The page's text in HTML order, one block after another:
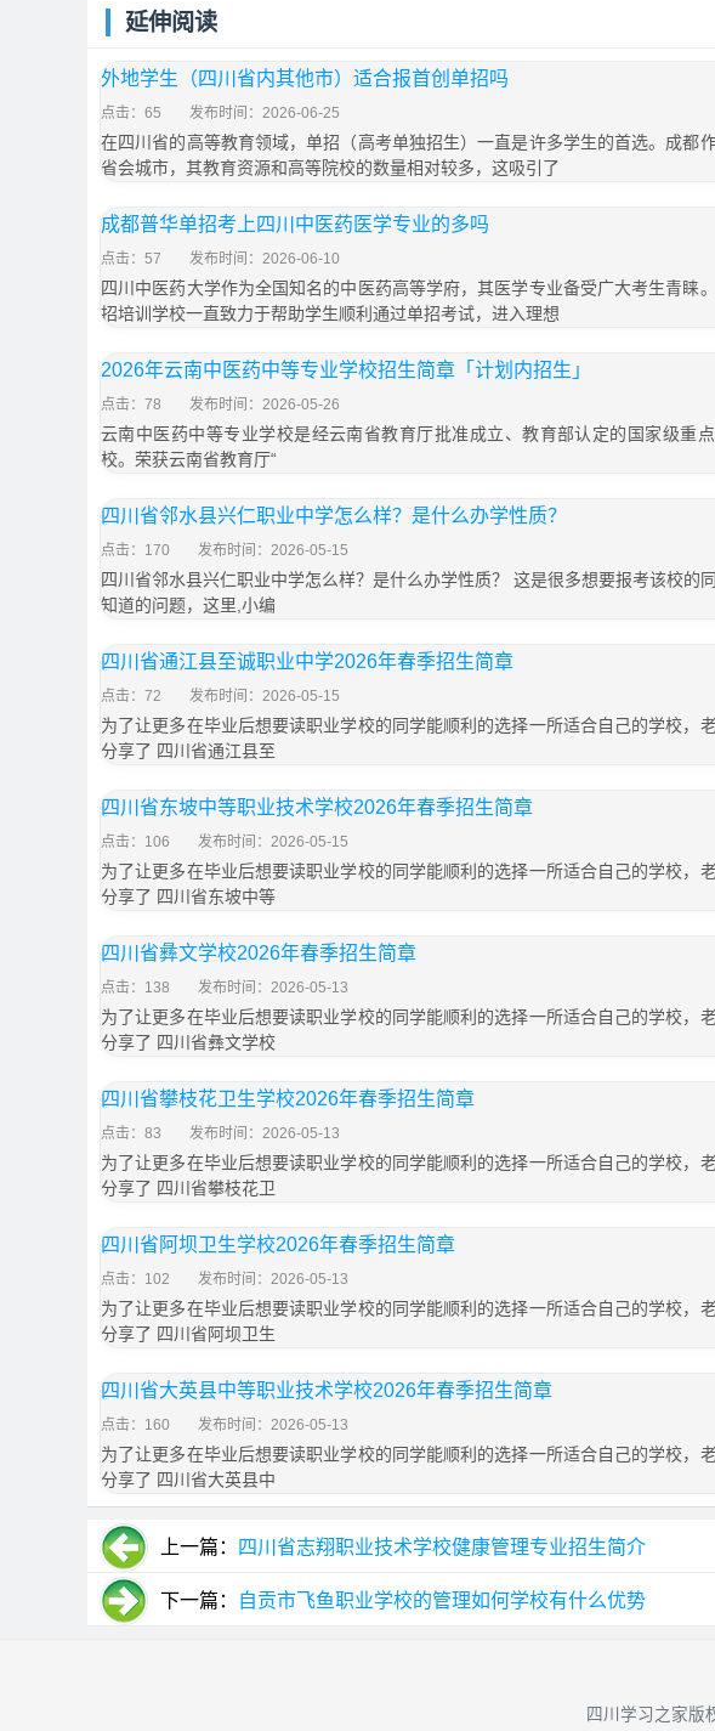
延伸阅读
外地学生（四川省内其他市）适合报首创单招吗
点击：65 发布时间：2026-06-25
在四川省的高等教育领域，单招（高考单独招生）一直是许多学生的首选。成都
省会城市，其教育资源和高等院校的数量相对较多，这吸引了
成都普华单招考上四川中医药医学专业的多吗
点击：57 发布时间：2026-06-10
四川中医药大学作为全国知名的中医药高等学府，其医学专业备受广大考生青睐
招培训学校一直致力于帮助学生顺利通过单招考试，进入理想
2026年云南中医药中等专业学校招生简章「计划内招生」
点击：78 发布时间：2026-05-26
云南中医药中等专业学校是经云南省教育厅批准成立、教育部认定的国家级重
校。荣获云南省教育厅“
四川省邻水县兴仁职业中学怎么样？是什么办学性质？
点击：170 发布时间：2026-05-15
四川省邻水县兴仁职业中学怎么样？是什么办学性质？ 这是很多想要报考该校的
知道的问题，这里,小编
四川省通江县至诚职业中学2026年春季招生简章
点击：72 发布时间：2026-05-15
为了让更多在毕业后想要读职业学校的同学能顺利的选择一所适合自己的学校，
分享了 四川省通江县至
四川省东坡中等职业技术学校2026年春季招生简章
点击：106 发布时间：2026-05-15
为了让更多在毕业后想要读职业学校的同学能顺利的选择一所适合自己的学校，
分享了 四川省东坡中等
四川省彝文学校2026年春季招生简章
点击：138 发布时间：2026-05-13
为了让更多在毕业后想要读职业学校的同学能顺利的选择一所适合自己的学校，
分享了 四川省彝文学校
四川省攀枝花卫生学校2026年春季招生简章
点击：83 发布时间：2026-05-13
为了让更多在毕业后想要读职业学校的同学能顺利的选择一所适合自己的学校，
分享了 四川省攀枝花卫
四川省阿坝卫生学校2026年春季招生简章
点击：102 发布时间：2026-05-13
为了让更多在毕业后想要读职业学校的同学能顺利的选择一所适合自己的学校，
分享了 四川省阿坝卫生
四川省大英县中等职业技术学校2026年春季招生简章
点击：160 发布时间：2026-05-13
为了让更多在毕业后想要读职业学校的同学能顺利的选择一所适合自己的学校，
分享了 四川省大英县中
上一篇： 四川省志翔职业技术学校健康管理专业招生简介
下一篇： 自贡市飞鱼职业学校的管理如何学校有什么优势
四川学习之家版